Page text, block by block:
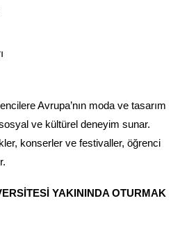
Avrupa’nın moda ve tasarım
ve kültürel deneyim sunar.
konserler ve festivaller, öğrenci
YAKININDA OTURMAK